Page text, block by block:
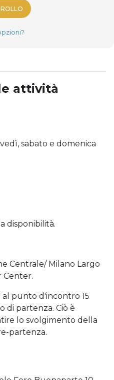
attività
sabato e domenica
disponibilità.
Centrale/ Milano Largo
Center.
al punto d'incontro 15
di partenza. Ciò è
lo svolgimento della
partenza.